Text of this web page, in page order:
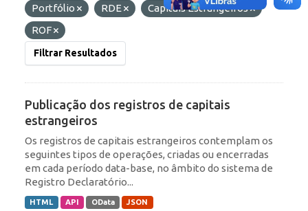
Portfólio
RDE
Capitais Estrangeiros
ROF
Filtrar Resultados
Publicação dos registros de capitais
estrangeiros
Os registros de capitais estrangeiros contemplam os
seguintes tipos de operações, criadas ou encerradas
em cada período data-base, no âmbito do sistema de
Registro Declaratório...
HTML API OData JSON